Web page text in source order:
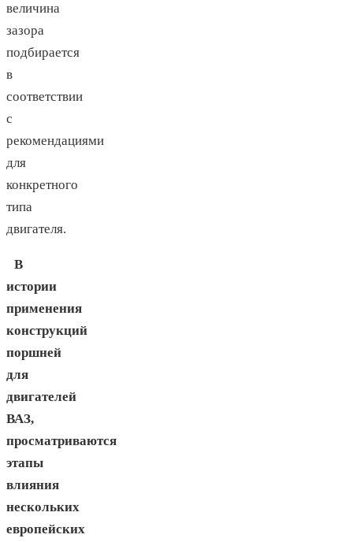
величина
зазора
подбирается
в
соответствии
с
рекомендациями
для
конкретного
типа
двигателя.
В
истории
применения
конструкций
поршней
для
двигателей
ВАЗ,
просматриваются
этапы
влияния
нескольких
европейских